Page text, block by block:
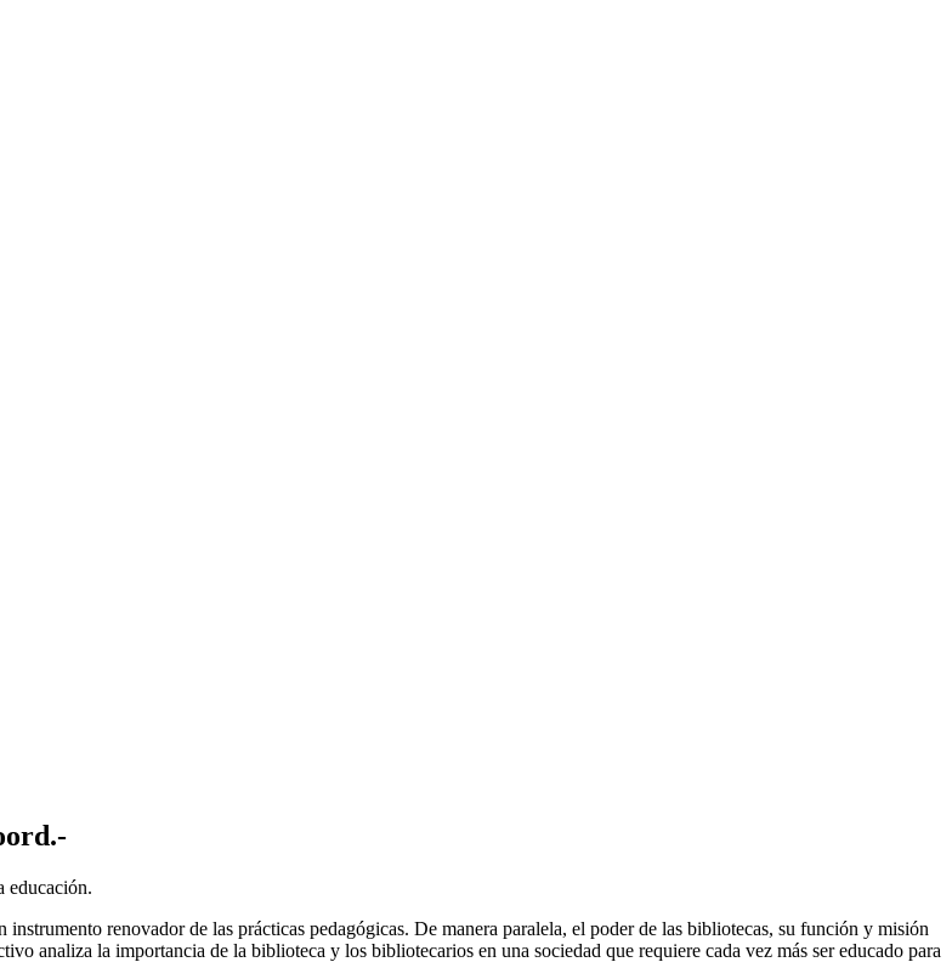
educación.
renovador de las prácticas pedagógicas. De manera paralela, el poder de las bibliotecas, su función y misión
analiza la importancia de la biblioteca y los bibliotecarios en una sociedad que requiere cada vez más ser educado para